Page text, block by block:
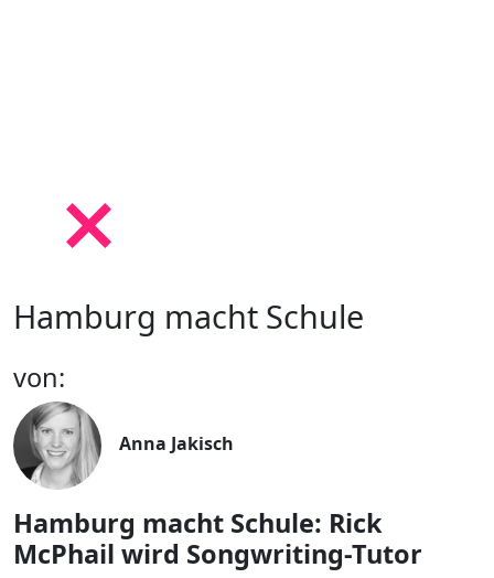
Hamburg macht Schule
von:
Anna Jakisch
Hamburg macht Schule: Rick
McPhail wird Songwriting-Tutor